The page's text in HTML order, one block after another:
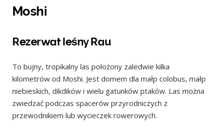
Moshi
Rezerwat leśny Rau
To bujny, tropikalny las położony zaledwie kilka
kilometrów od Moshi. Jest domem dla małp colobus, małp
niebieskich, dikdików i wielu gatunków ptaków. Las można
zwiedzać podczas spacerów przyrodniczych z
przewodnikiem lub wycieczek rowerowych.